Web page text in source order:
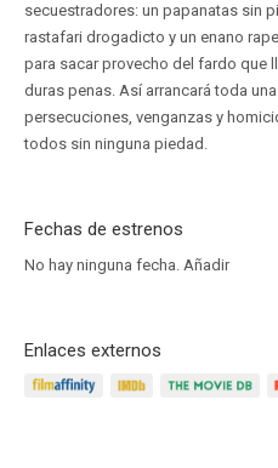
secuestradores: un papanatas sin
rastafari drogadicto y un enano
para sacar provecho del fardo que
duras penas. Así arrancará toda
persecuciones, venganzas y
todos sin ninguna piedad.
Fechas de estrenos
No hay ninguna fecha. Añadir
Enlaces externos